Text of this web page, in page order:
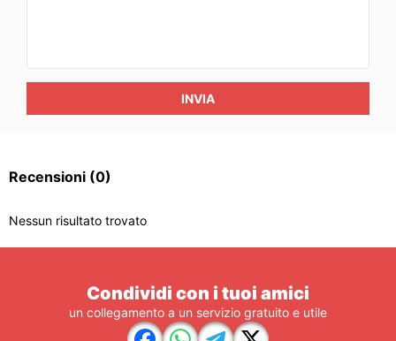
INVIA
Recensioni (0)
Nessun risultato trovato
Condividi con i tuoi amici
un collegamento a un servizio gratuito e utile